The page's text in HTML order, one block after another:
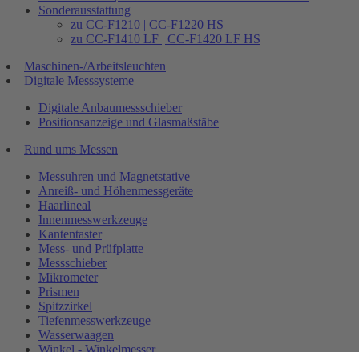
Sonderausstattung
zu CC-F1210 | CC-F1220 HS
zu CC-F1410 LF | CC-F1420 LF HS
Maschinen-/Arbeitsleuchten
Digitale Messsysteme
Digitale Anbaumessschieber
Positionsanzeige und Glasmaßstäbe
Rund ums Messen
Messuhren und Magnetstative
Anreiß- und Höhenmessgeräte
Haarlineal
Innenmesswerkzeuge
Kantentaster
Mess- und Prüfplatte
Messschieber
Mikrometer
Prismen
Spitzzirkel
Tiefenmesswerkzeuge
Wasserwaagen
Winkel - Winkelmesser